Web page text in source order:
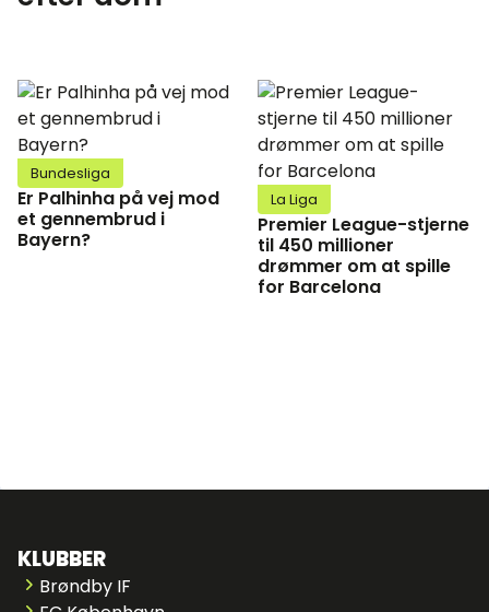
Bundesliga
Er Palhinha på vej mod
et gennembrud i
Bayern?
La Liga
Premier League-stjerne
til 450 millioner
drømmer om at spille
for Barcelona
KLUBBER
Brøndby IF